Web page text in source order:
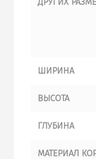
ШИРИНА
ВЫСОТА
ГЛУБИНА
МАТЕРИАЛ